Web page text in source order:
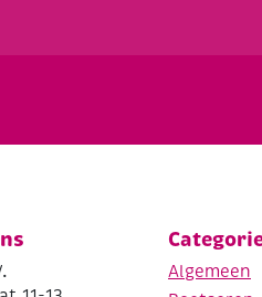
Algemeen